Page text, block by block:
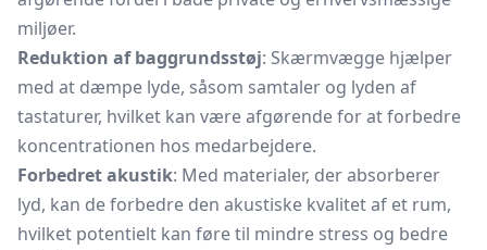
miljøer.
Reduktion af baggrundsstøj: Skærmvægge hjælper
med at dæmpe lyde, såsom samtaler og lyden af ​​
tastaturer, hvilket kan være afgørende for at forbedre
koncentrationen hos medarbejdere.
Forbedret akustik: Med materialer, der absorberer
lyd, kan de forbedre den akustiske kvalitet af et rum,
hvilket potentielt kan føre til mindre stress og bedre